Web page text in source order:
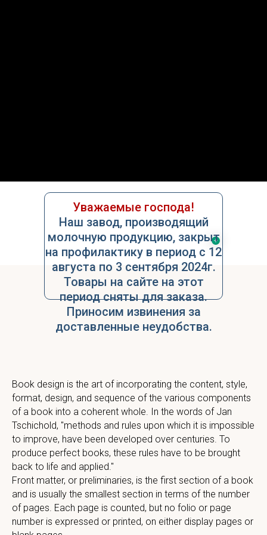
Уважаемые господа!
Наш завод, производящий
молочную продукцию, закрыт
на профилактику в период с 12
августа по 3 сентября 2024г.
Товары на сайте на этот
период сняты для заказа.
Приносим извинения за
доставленные неудобства.
Book design is the art of incorporating the content, style,
format, design, and sequence of the various components
of a book into a coherent whole. In the words of Jan
Tschichold, "methods and rules upon which it is impossible
to improve, have been developed over centuries. To
produce perfect books, these rules have to be brought
back to life and applied."
Front matter, or preliminaries, is the first section of a book
and is usually the smallest section in terms of the number
of pages. Each page is counted, but no folio or page
number is expressed or printed, on either display pages or